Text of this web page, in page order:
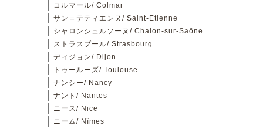
コルマール/ Colmar
サン＝テティエンヌ/ Saint-Etienne
シャロンシュルソーヌ/ Chalon-sur-Saône
ストラスブール/ Strasbourg
ディジョン/ Dijon
トゥールーズ/ Toulouse
ナンシー/ Nancy
ナント/ Nantes
ニース/ Nice
ニーム/ Nîmes